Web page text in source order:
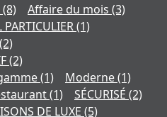
(8) Affaire du mois (3)
PARTICULIER(1)
(2)
(2)
(1) Moderne(1)
(1) SÉCURISÉ (2)
DE LUXE (5)